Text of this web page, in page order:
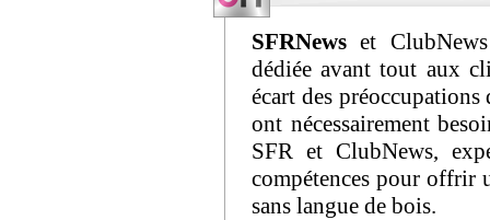
SFRNews et
dédiée avant tout aux
écart des
ont nécessairement
SFR et ClubNews,
compétences pour offrir
sans langue de bois.